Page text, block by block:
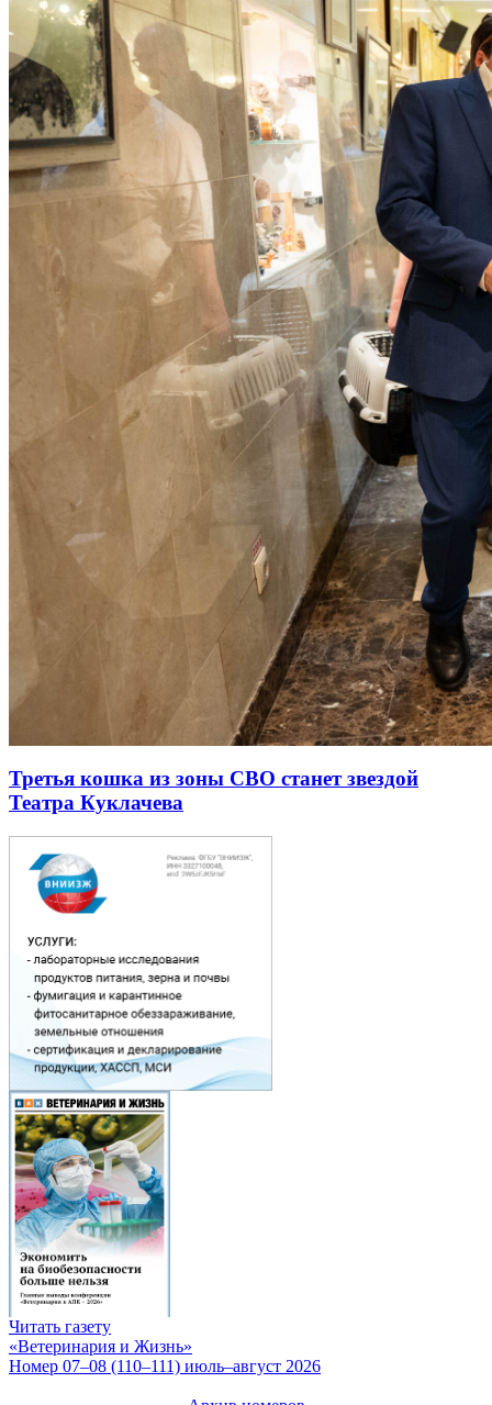
Третья кошка из зоны СВО станет звездой
Театра Куклачева
Читать газету
«Ветеринария и Жизнь»
Номер 07–08 (110–111) июль–август 2026